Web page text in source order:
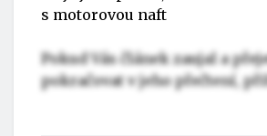
s motorovou naft
Pokud Vás článek zaujal a
pokračovat v jeho přečtení,